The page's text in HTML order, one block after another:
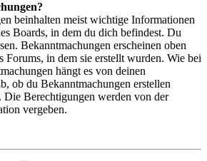
beinhalten meist wichtige Informationen
Boards, in dem du dich befindest. Du
Bekanntmachungen erscheinen oben
Forums, in dem sie erstellt wurden. Wie bei
hängt es von deinen
ob du Bekanntmachungen erstellen
Die Berechtigungen werden von der
vergeben.